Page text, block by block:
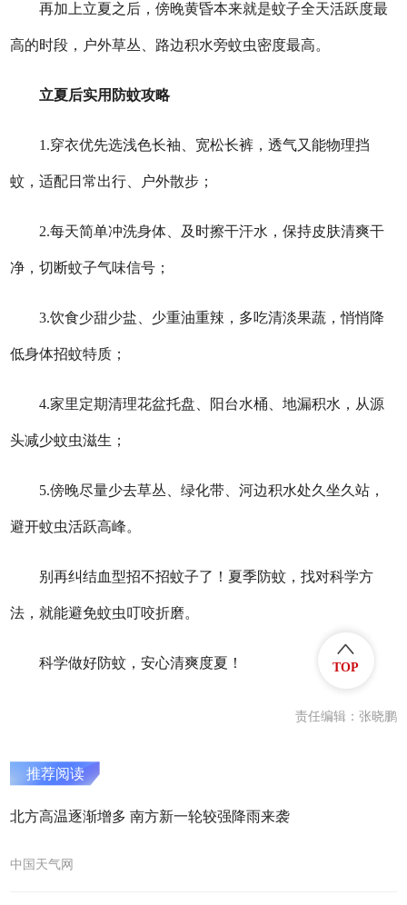
再加上立夏之后，傍晚黄昏本来就是蚊子全天活跃度最
高的时段，户外草丛、路边积水旁蚊虫密度最高。
立夏后实用防蚊攻略
1.穿衣优先选浅色长袖、宽松长裤，透气又能物理挡
蚊，适配日常出行、户外散步；
2.每天简单冲洗身体、及时擦干汗水，保持皮肤清爽干
净，切断蚊子气味信号；
3.饮食少甜少盐、少重油重辣，多吃清淡果蔬，悄悄降
低身体招蚊特质；
4.家里定期清理花盆托盘、阳台水桶、地漏积水，从源
头减少蚊虫滋生；
5.傍晚尽量少去草丛、绿化带、河边积水处久坐久站，
避开蚊虫活跃高峰。
别再纠结血型招不招蚊子了！夏季防蚊，找对科学方
法，就能避免蚊虫叮咬折磨。
科学做好防蚊，安心清爽度夏！
责任编辑：张晓鹏
推荐阅读
北方高温逐渐增多 南方新一轮较强降雨来袭
中国天气网
TOP